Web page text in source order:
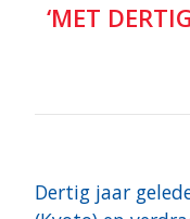
‘MET
Dertig jaar